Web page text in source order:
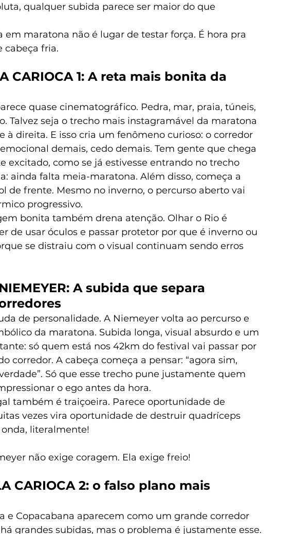
qualquer subida parece ser maior do que
em maratona não é lugar de testar força. É hora pra
cabeça fria.
CARIOCA 1: A reta mais bonita da
quase cinematográfico. Pedra, mar, praia, túneis,
Talvez seja o trecho mais instagramável da maratona
à direita. E isso cria um fenômeno curioso: o corredor
demais, cedo demais. Tem gente que chega
excitado, como se já estivesse entrando no trecho
ainda falta meia-maratona. Além disso, começa a
de frente. Mesmo no inverno, o percurso aberto vai
progressivo.
bonita também drena atenção. Olhar o Rio é
de usar óculos e passar protetor por que é inverno ou
se distraiu com o visual continuam sendo erros
A subida que separa
de personalidade. A Niemeyer volta ao percurso e
da maratona. Subida longa, visual absurdo e um
só quem está nos 42km do festival vai passar por
corredor. A cabeça começa a pensar: “agora sim,
Só que esse trecho pune justamente quem
o ego antes da hora.
também é traiçoeira. Parece oportunidade de
vezes vira oportunidade de destruir quadríceps
onda, literalmente!
não exige coragem. Ela exige freio!
CARIOCA 2: o falso plano mais
e Copacabana aparecem como um grande corredor
grandes subidas, mas o problema é justamente esse.